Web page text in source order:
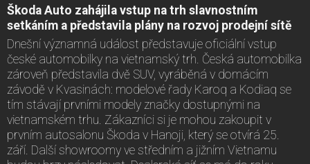
Škoda Auto zahájila vstup na trh slavnostním
setkáním a představila plány na rozvoj prodejní sítě
Dnešní významná událost představuje oficiální vstup
české automobilky na vietnamský trh. Česká automobilka
zároveň představila dvě SUV, vyráběná v domácím
závodě v Kvasinách: modelové řady Karoq a Kodiaq se
tím stávají prvními modely značky dostupnými na
vietnamském trhu. Zákazníci si je mohou zakoupit v
prvním autosalonu Škoda v Hanoji, který se otvírá 25.
září. Další showroomy ve středním a jižním Vietnamu